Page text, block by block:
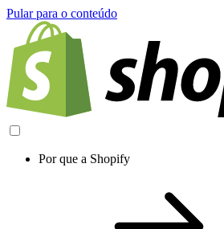
Pular para o conteúdo
Por que a Shopify